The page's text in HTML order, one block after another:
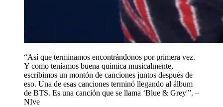
“Así que terminamos encontrándonos por primera vez.
Y como teníamos buena química musicalmente,
escribimos un montón de canciones juntos después de
eso. Una de esas canciones terminó llegando al álbum
de BTS. Es una canción que se llama ‘Blue & Grey'”. –
NIve